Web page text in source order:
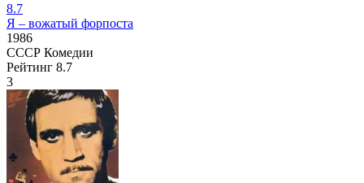
8.7
Я – вожатый форпоста
1986
СССР Комедии
Рейтинг 8.7
3